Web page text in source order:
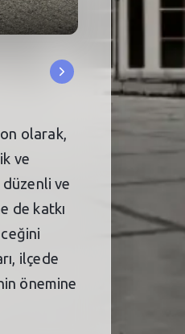
olarak,
ve
ve
de katkı
ilçede
önemine